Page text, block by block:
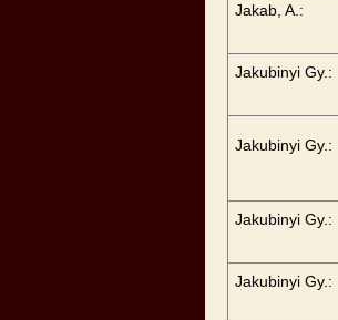
Jakab, A.:
Jakubinyi Gy.:
Jakubinyi Gy.:
Jakubinyi Gy.:
Jakubinyi Gy.: